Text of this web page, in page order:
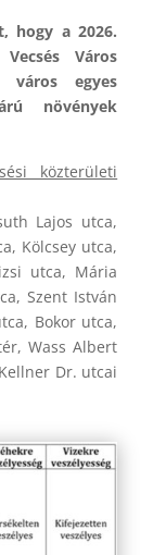
hogy a 2026.
Város
város egyes
növények
közterületi
Lajos utca,
Kölcsey utca,
utca, Mária
Szent István
Bokor utca,
Wass Albert
Dr. utcai